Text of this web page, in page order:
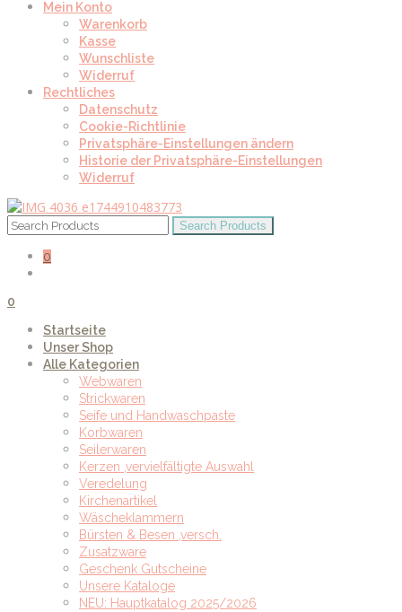
Mein Konto
Warenkorb
Kasse
Wunschliste
Widerruf
Rechtliches
Datenschutz
Cookie-Richtlinie
Privatsphäre-Einstellungen ändern
Historie der Privatsphäre-Einstellungen
Widerruf
0
0
Startseite
Unser Shop
Alle Kategorien
Webwaren
Strickwaren
Seife und Handwaschpaste
Korbwaren
Seilerwaren
Kerzen ,vervielfältigte Auswahl
Veredelung
Kirchenartikel
Wäscheklammern
Bürsten & Besen ,versch.
Zusatzware
Geschenk Gutscheine
Unsere Kataloge
NEU: Hauptkatalog 2025/2026